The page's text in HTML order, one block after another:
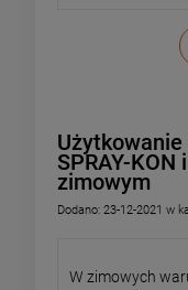
SPRAY-KON
zimowym
Dodano: 23-12-2021 w
W zimowych